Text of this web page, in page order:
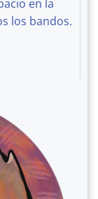
en la
los bandos.